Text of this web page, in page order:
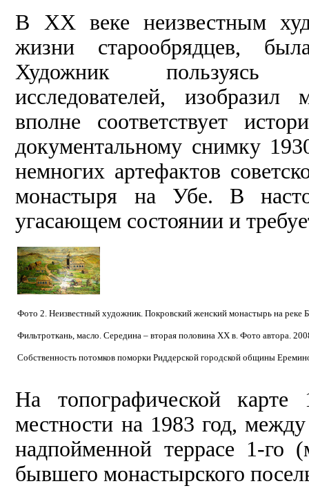
В XX веке неизвестным
жизни старообрядцев,
Художник пользуясь
исследователей,
вполне соответствует
документальному снимку
немногих артефактов
монастыря на Убе. В
угасающем состоянии и
Фото 2. Неизвестный художник. Покровский женский монастырь на реке
Фильтроткань, масло. Середина – вторая половина XX в. Фото автора.
Собственность потомков поморки Риддерской городской общины
На топографической
местности на 1983 год,
надпойменной террасе 1-го
бывшего монастырского